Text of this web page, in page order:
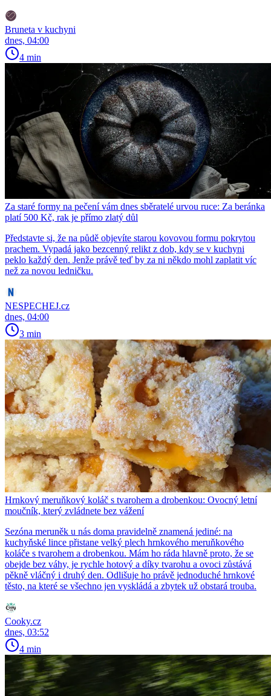
Bruneta v kuchyni
dnes, 04:00
4 min
Za staré formy na pečení vám dnes sběratelé urvou ruce: Za beránka
platí 500 Kč, rak je přímo zlatý důl
Představte si, že na půdě objevíte starou kovovou formu pokrytou
prachem. Vypadá jako bezcenný relikt z dob, kdy se v kuchyni
peklo každý den. Jenže právě teď by za ni někdo mohl zaplatit víc
než za novou ledničku.
NESPECHEJ.cz
dnes, 04:00
3 min
Hrnkový meruňkový koláč s tvarohem a drobenkou: Ovocný letní
moučník, který zvládnete bez vážení
Sezóna meruněk u nás doma pravidelně znamená jediné: na
kuchyňské lince přistane velký plech hrnkového meruňkového
koláče s tvarohem a drobenkou. Mám ho ráda hlavně proto, že se
obejde bez váhy, je rychle hotový a díky tvarohu a ovoci zůstává
pěkně vláčný i druhý den. Odlišuje ho právě jednoduché hrnkové
těsto, na které se všechno jen vyskládá a zbytek už obstará trouba.
Cooky.cz
dnes, 03:52
4 min